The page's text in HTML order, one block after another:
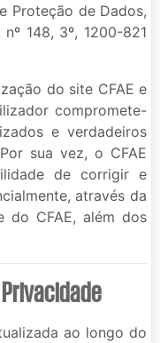
Proteção de Dados,
148, 3º, 1200-821
do site CFAE e
compromete-
e verdadeiros
sua vez, o CFAE
de corrigir e
através da
do CFAE, além dos
ao longo do